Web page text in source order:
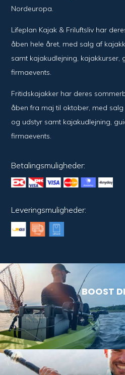
Nordeuropa.
Lifeplan Kajak & Friluftsliv har
åben hele året, med salg af
samt kajakudlejning, kajakkurser,
firmaevents.
Fritidskajakker har deres
åben fra maj til oktober, med
og udstyr samt kajakudlejning,
firmaevents.
Betalingsmuligheder:
Leveringsmuligheder:
BOOST